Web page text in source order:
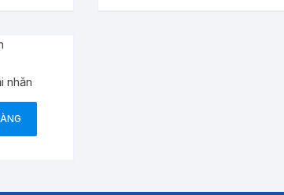
nhăn